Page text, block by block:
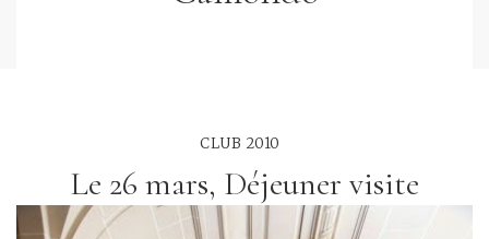
CLUB 2010
Le 26 mars, Déjeuner visite